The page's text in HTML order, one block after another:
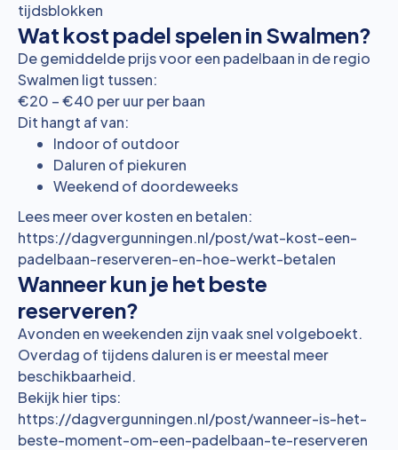
tijdsblokken
Wat kost padel spelen in Swalmen?
De gemiddelde prijs voor een padelbaan in de regio
Swalmen ligt tussen:
€20 – €40 per uur per baan
Dit hangt af van:
Indoor of outdoor
Daluren of piekuren
Weekend of doordeweeks
Lees meer over kosten en betalen:
https://dagvergunningen.nl/post/wat-kost-een-
padelbaan-reserveren-en-hoe-werkt-betalen
Wanneer kun je het beste
reserveren?
Avonden en weekenden zijn vaak snel volgeboekt.
Overdag of tijdens daluren is er meestal meer
beschikbaarheid.
Bekijk hier tips:
https://dagvergunningen.nl/post/wanneer-is-het-
beste-moment-om-een-padelbaan-te-reserveren